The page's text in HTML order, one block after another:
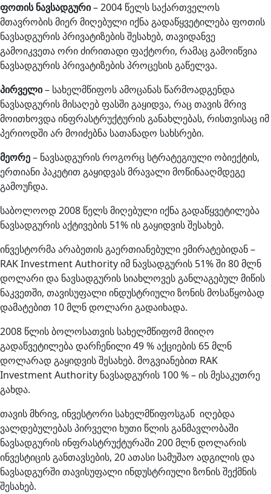
ფოთის ნავსადგური– 2004 წელს საქართველოს
მთავრობის მიერ მიღებული იქნა გადაწყვეტილება ფოთის
ნავსადგურის პრივატიზების შესახებ, თავიდანვე
გამოიკვეთა ორი ძირითადი ფაქტორი, რამაც გამოიწვია
ნავსადგურის პრივატიზების პროცესის გაწელვა.
პირველი– სახელმწიფოს ამოცანას წარმოადგენდა
ნავსადგურის მისაღებ ფასში გაყიდვა, რაც თავის მრივ
მოითხოვდა ინფრასტრუქტურის განახლებას, რისთვისაც იმ
პერიოდში არ მოიძებნა სათანადო სახსრები.
მეორე– ნავსადგურის როგორც სტრატეგიული ობიექტის,
ერთიანი პაკეტით გაყიდვას მრავალი მოწინააღმდეგე
გამოუჩდა.
საბოლოოდ 2008 წელს მიღებული იქნა გადაწყვეტილება
ნავსადგურის აქტივების 51% ის გაყიდვის შესახებ.
ინვესტორმა არაბეთის გაერთიანებული ემირატებიდან –
RAK Investment Authority იმ ნავსადგურის 51% ში 80 მლნ
დოლარი და ნავსადგურის სიახლოვეს განლაგებულ მიწის
ნაკვეთში, თავისუფალი ინდუსტრიული ზონის მოსაწყობად
დამატებით 10 მლნ დოლარი გადაიხადა.
2008 წლის ბოლოსათვის სახელმწიფომ მიიღო
გადაწვეტილება დარჩენილი 49 % აქციების 65 მლნ
დოლარად გაყიდვის შესახებ. მოგვიანებით RAK
Investment Authority ნავსადგურის 100 % – ის მესაკუთრე
გახდა.
თავის მხრივ, ინვესტორი სახელმწიფოსგან იღებდა
ვალდებულებას პირველი ხუთი წლის განმავლობაში
ნავსადგურის ინფრასტრუქტურაში 200 მლნ დოლარის
ინვესტიცის განთავსების, 20 ათასი სამუშაო ადგილის და
ნავსადგურში თავისუფალი ინდუსტრიული ზონის შექმნის
შესახებ.